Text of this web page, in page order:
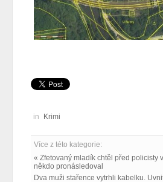
in Krimi
Více z této kategorie:
« Zfetovaný mladík chtěl před policisty
někdo pronásledoval
Dva muži stařence vytrhli kabelku.